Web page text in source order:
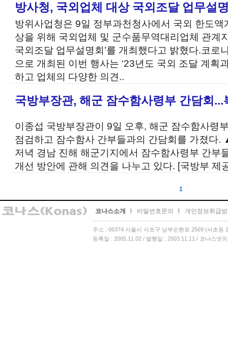
방사청, 국외업체 대상 국외조달 업무설
방위사업청은 9일 정부과천청사에서 국외 한도
상을 위해 국외업체 및 군수품무역대리업체 관계
국외조달 업무설명회’를 개최했다고 밝혔다.코로
으로 개최된 이번 행사는 ‘23년도 국외 조달 계획
하고 업체의 다양한 의견..
국방부장관, 해군 잠수함사령부 간담회
이종섭 국방부장관이 9일 오후, 해군 잠수함사령
점검하고 잠수함사 간부들과의 간담회를 가졌다
저녁 경남 진해 해군기지에서 잠수함사령부 간부
개선 방안에 관해 의견을 나누고 있다. [국방부
1
코나스소개 비밀번호문의 개인정보취급
주소 : 06374 서울시 서초구 남부순환로 2569 (서초
등록일 : 2005.11.02 / 발행일 : 2003.11.11 / 코나스넷